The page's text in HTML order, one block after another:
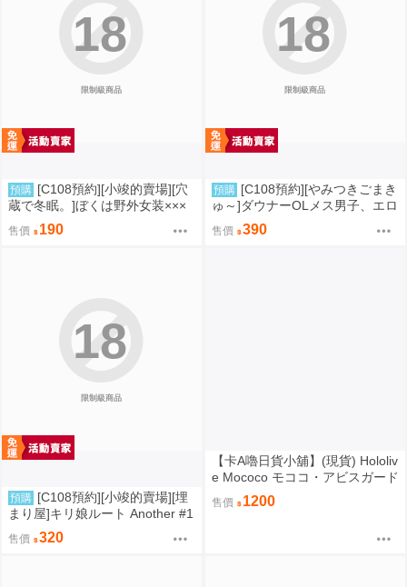
限制級商品
18
預購 [C108預約][小竣的賣場][穴
蔵で冬眠。]ぼくは野外女装×××
なんて…SWEET 同人誌id=3774
615
售價 190
限制級商品
18
預購 [C108預約][やみつきごまき
ゅ～]ダウナーOLメス男子、エロ
がり残業中。【特典付】 同人誌i
d=3735920
售價 390
限制級商品
18
預購 [C108預約][小竣的賣場][埋
まり屋]キリ娘ルート Another #1
0 中編 ~浮気デート編~ 同人誌id
=3764106
售價 320
【卡A嚕日貨小舖】(現貨) Hololiv
e Mococo モココ・アビスガード
誕生日記念2024 ラフィアンぬい
ぐるみ ピンクver. 布偶
售價 1200